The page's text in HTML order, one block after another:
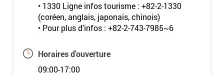
• 1330 Ligne infos tourisme : +82-2-1330
(coréen, anglais, japonais, chinois)
• Pour plus d'infos : +82-2-743-7985~6
Horaires d'ouverture
09:00-17:00